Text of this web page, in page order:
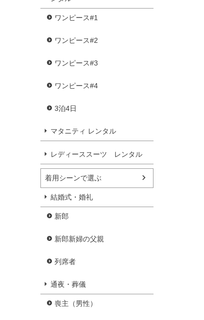
ワンピース#1
ワンピース#2
ワンピース#3
ワンピース#4
3泊4日
マタニティ レンタル
レディーススーツ レンタル
着用シーンで選ぶ
結婚式・婚礼
新郎
新郎新婦の父親
列席者
通夜・葬儀
喪主（男性）